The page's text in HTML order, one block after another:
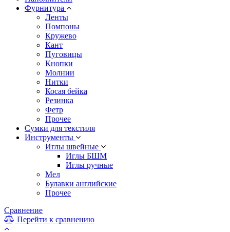
Фурнитура
Ленты
Помпоны
Кружево
Кант
Пуговицы
Кнопки
Молнии
Нитки
Косая бейка
Резинка
Фетр
Прочее
Сумки для текстиля
Инструменты
Иглы швейные
Иглы БШМ
Иглы ручные
Мел
Булавки английские
Прочее
Сравнение
Перейти к сравнению